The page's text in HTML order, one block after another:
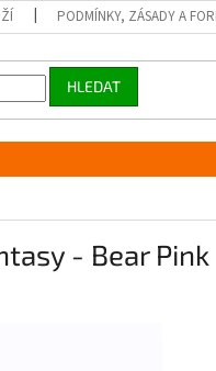
PODMÍNKY, ZÁSADY A
HLEDAT
- Bear Pink